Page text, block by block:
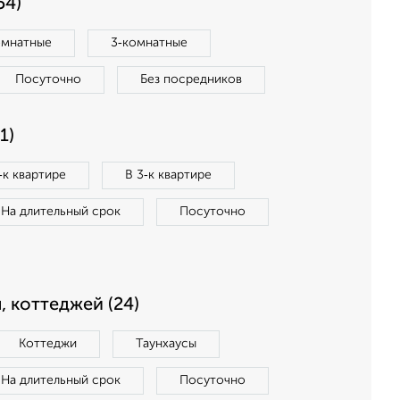
3‑комнатные
Посуточно Без посредников
квартире В 3‑к квартире
На длительный срок Посуточно
коттеджей (24)
Коттеджи Таунхаусы
На длительный срок Посуточно